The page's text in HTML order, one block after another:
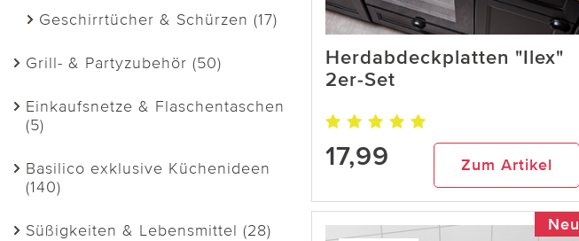
Geschirrtücher & Schürzen (17)
Grill- & Partyzubehör (50)
Einkaufsnetze & Flaschentaschen
(5)
Basilico exklusive Küchenideen
(140)
Süßigkeiten & Lebensmittel (28)
Herdabdeckplatten "Ilex"
2er-Set
17,99 Zum Artikel
Neu